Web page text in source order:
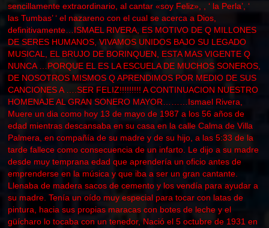
sencillamente extraordinario, al cantar «soy Feliz», , ‘ la Perla’, ‘
las Tumbas’ ‘ el nazareno con el cual se acerca a Dios,
definitivamente…ISMAEL RIVERA, ES MOTIVO DE Q MILLONES
DE SERES HUMANOS, VIVAMOS UNIDOS BAJO SU LEGADO
MUSICAL, EL BRUJO DE BORINQUEN, ESTA MAS VIGENTE Q
NUNCA …PORQUE EL ES LA ESCUELA DE MUCHOS SONEROS,
DE NOSOTROS MISMOS Q APRENDIMOS POR MEDIO DE SUS
CANCIONES A ….SER FELIZ!!!!!!!!! A CONTINUACION NUESTRO
HOMENAJE AL GRAN SONERO MAYOR………Ismael Rivera,
Muere un dia como hoy 13 de mayo de 1987 a los 56 años de
edad mientras descansaba en su casa en la calle Calma de Villa
Palmera, en compañía de su madre y de su hijo, a las 5:33 de la
tarde fallece como consecuencia de un infarto. Le dijo a su madre
desde muy temprana edad que aprendería un oficio antes de
emprenderse en la música y que iba a ser un gran cantante.
Llenaba de madera sacos de cemento y los vendía para ayudar a
su madre. Tenía un oído muy especial para tocar con latas de
pintura, hacia sus propias maracas con botes de leche y el
güícharo lo tocaba con un tenedor, Nació el 5 octubre de 1931 en